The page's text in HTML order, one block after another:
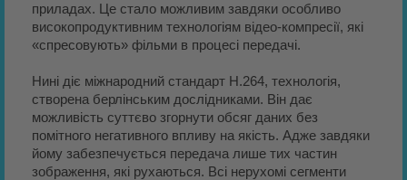
приладах. Це стало можливим завдяки особливо
високопродуктивним технологіям відео-компресії, які
«спресовують» фільми в процесі передачі.
Нині діє міжнародний стандарт H.264, технологія,
створена берлінським дослідниками. Він дає
можливість суттєво згорнути обсяг даних без
помітного негативного впливу на якість. Адже завдяки
йому забезпечується передача лише тих частин
зображення, які рухаються. Всі нерухомі сегменти